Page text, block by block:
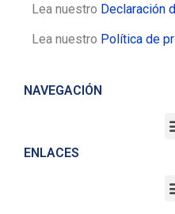
Lea nuestro Declaración
Lea nuestro Política de
NAVEGACIÓN
ENLACES